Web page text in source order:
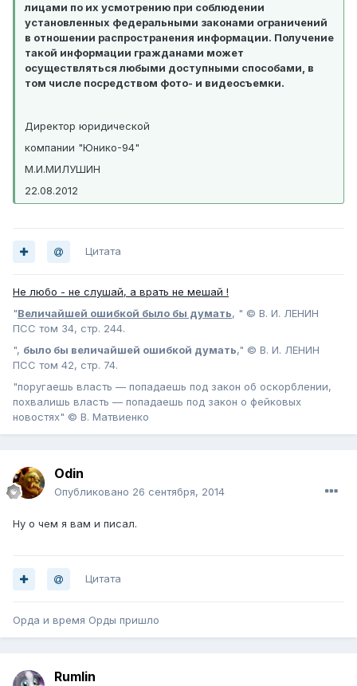
лицами по их усмотрению при соблюдении
установленных федеральными законами ограничений
в отношении распространения информации. Получение
такой информации гражданами может
осуществляться любыми доступными способами, в
том числе посредством фото- и видеосъемки.
Директор юридической
компании "Юнико-94"
М.И.МИЛУШИН
22.08.2012
Цитата
Не любо - не слушай, а врать не мешай !
"Величайшей ошибкой было бы думать, " © В. И. ЛЕНИН
ПСС том 34, стр. 244.
", было бы величайшей ошибкой думать," © В. И. ЛЕНИН
ПСС том 42, стр. 74.
"поругаешь власть — попадаешь под закон об оскорблении,
похвалишь власть — попадаешь под закон о фейковых
новостях" © В. Матвиенко
Odin
Опубликовано 26 сентября, 2014
Ну о чем я вам и писал.
Цитата
Орда и время Орды пришло
Rumlin